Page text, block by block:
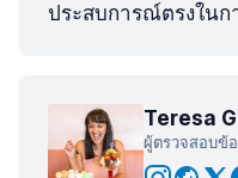
ประสบการณ์ตรงในก
Teresa
ผู้ตรวจสอบข้อ